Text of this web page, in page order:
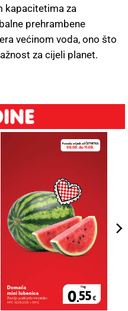
kapacitetima za
prehrambene
većinom voda, ono što
za cijeli planet.